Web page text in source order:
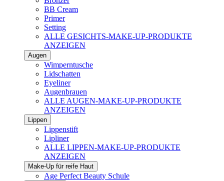
BB Cream
Primer
Setting
ALLE GESICHTS-MAKE-UP-PRODUKTE
ANZEIGEN
Augen
Wimperntusche
Lidschatten
Eyeliner
Augenbrauen
ALLE AUGEN-MAKE-UP-PRODUKTE
ANZEIGEN
Lippen
Lippenstift
Lipliner
ALLE LIPPEN-MAKE-UP-PRODUKTE
ANZEIGEN
Make-Up für reife Haut
Age Perfect Beauty Schule